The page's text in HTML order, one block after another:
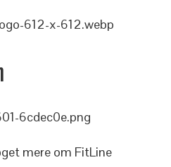
mere om FitLine